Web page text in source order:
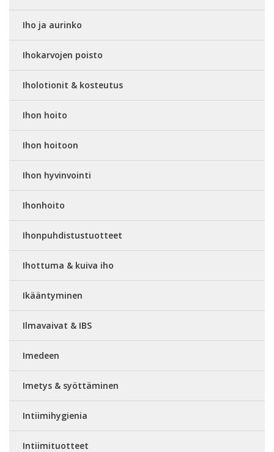
Iho ja aurinko
Ihokarvojen poisto
Iholotionit & kosteutus
Ihon hoito
Ihon hoitoon
Ihon hyvinvointi
Ihonhoito
Ihonpuhdistustuotteet
Ihottuma & kuiva iho
Ikääntyminen
Ilmavaivat & IBS
Imedeen
Imetys & syöttäminen
Intiimihygienia
Intiimituotteet